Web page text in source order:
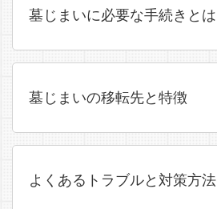
墓じまいに必要な手続きとは
墓じまいの移転先と特徴
よくあるトラブルと対策方法